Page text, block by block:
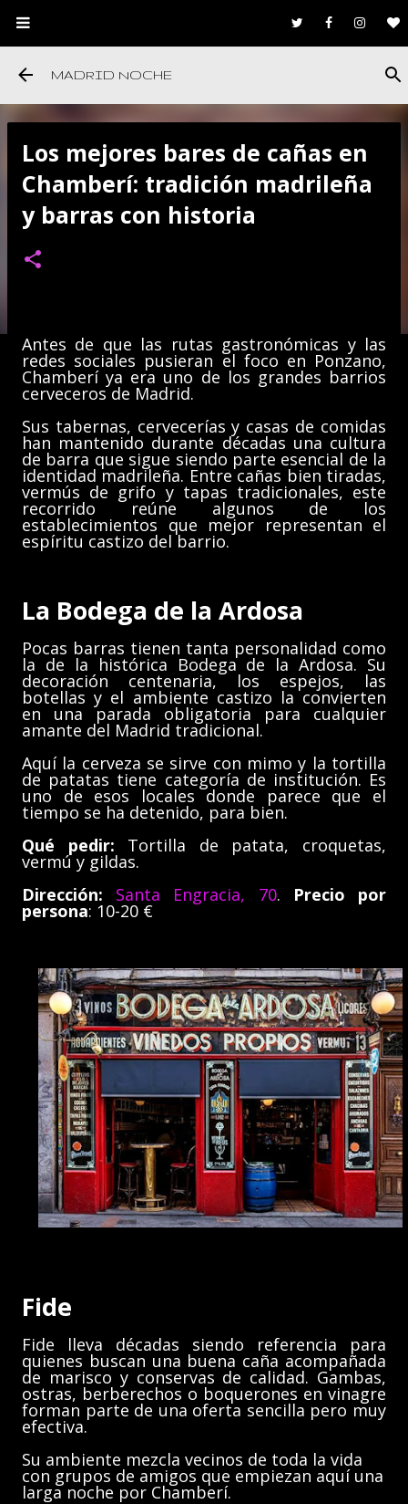
Ir al contenido principal
MADRID NOCHE
Los mejores bares de cañas en
Chamberí: tradición madrileña
y barras con historia
Antes de que las rutas gastronómicas y las
redes sociales pusieran el foco en Ponzano,
Chamberí ya era uno de los grandes barrios
cerveceros de Madrid.
Sus tabernas, cervecerías y casas de comidas
han mantenido durante décadas una cultura
de barra que sigue siendo parte esencial de la
identidad madrileña. Entre cañas bien tiradas,
vermús de grifo y tapas tradicionales, este
recorrido reúne algunos de los
establecimientos que mejor representan el
espíritu castizo del barrio.
La Bodega de la Ardosa
Pocas barras tienen tanta personalidad como
la de la histórica Bodega de la Ardosa. Su
decoración centenaria, los espejos, las
botellas y el ambiente castizo la convierten
en una parada obligatoria para cualquier
amante del Madrid tradicional.
Aquí la cerveza se sirve con mimo y la tortilla
de patatas tiene categoría de institución. Es
uno de esos locales donde parece que el
tiempo se ha detenido, para bien.
Qué pedir: Tortilla de patata, croquetas,
vermú y gildas.
Dirección:
Santa Engracia, 70. Precio por
persona: 10-20 €
Fide
Fide lleva décadas siendo referencia para
quienes buscan una buena caña acompañada
de marisco y conservas de calidad. Gambas,
ostras, berberechos o boquerones en vinagre
forman parte de una oferta sencilla pero muy
efectiva.
Su ambiente mezcla vecinos de toda la vida
con grupos de amigos que empiezan aquí una
larga noche por Chamberí.